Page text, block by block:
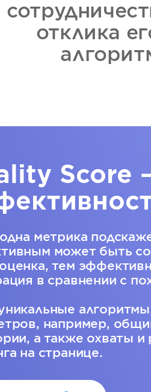
отклика
Score
метрика
может быть
тем
в сравнении с
например,
а также охваты и
на странице.